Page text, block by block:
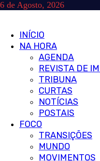
Skip
6 de Agosto, 2026
Primary
Menu
INÍCIO
NA HORA
AGENDA
REVISTA DE
TRIBUNA
CURTAS
NOTÍCIAS
POSTAIS
FOCO
TRANSIÇÕES
MUNDO
MOVIMENTOS